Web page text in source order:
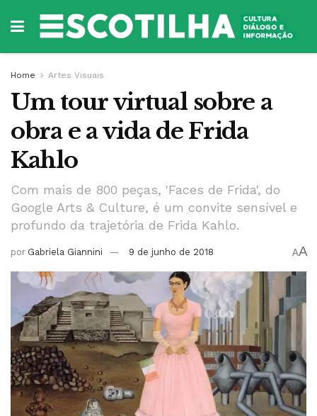
Home Artes Visuais
Um tour virtual sobre a
obra e a vida de Frida
Kahlo
Com mais de 800 peças, 'Faces de Frida', do
Google Arts & Culture, é um convite sensível e
profundo da trajetória de Frida Kahlo.
por Gabriela Giannini 9 de junho de 2018 AA